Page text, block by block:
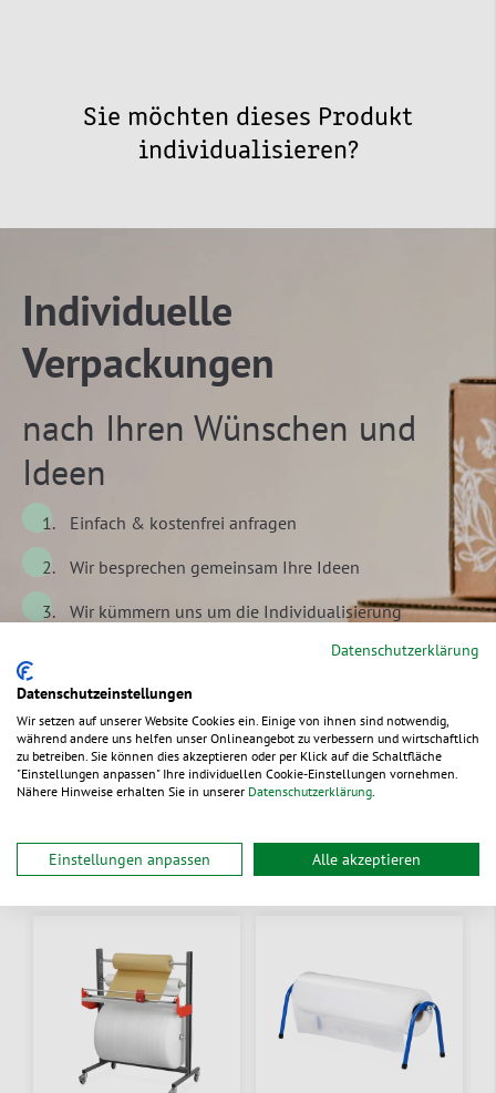
Sie möchten dieses Produkt
individualisieren?
Individuelle
Verpackungen
nach Ihren Wünschen und
Ideen
Einfach & kostenfrei anfragen
Wir besprechen gemeinsam Ihre Ideen
Wir kümmern uns um die Individualisierung
Alternative Produkte
Datenschutzerklärung
Datenschutzeinstellungen
Wir setzen auf unserer Website Cookies ein. Einige von ihnen sind notwendig,
während andere uns helfen unser Onlineangebot zu verbessern und wirtschaftlich
zu betreiben. Sie können dies akzeptieren oder per Klick auf die Schaltfläche
"Einstellungen anpassen" Ihre individuellen Cookie-Einstellungen vornehmen.
Nähere Hinweise erhalten Sie in unserer Datenschutzerklärung.
Einstellungen anpassen Alle akzeptieren